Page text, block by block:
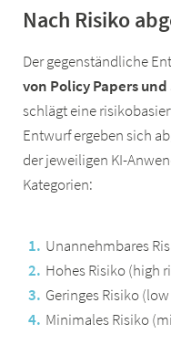
Nach Risiko
Der gegenständliche
von Policy Papers
schlägt eine
Entwurf ergeben sich
der jeweiligen KI-
Kategorien:
Unannehmbares
Hohes Risiko (high
Geringes Risiko
Minimales Risiko